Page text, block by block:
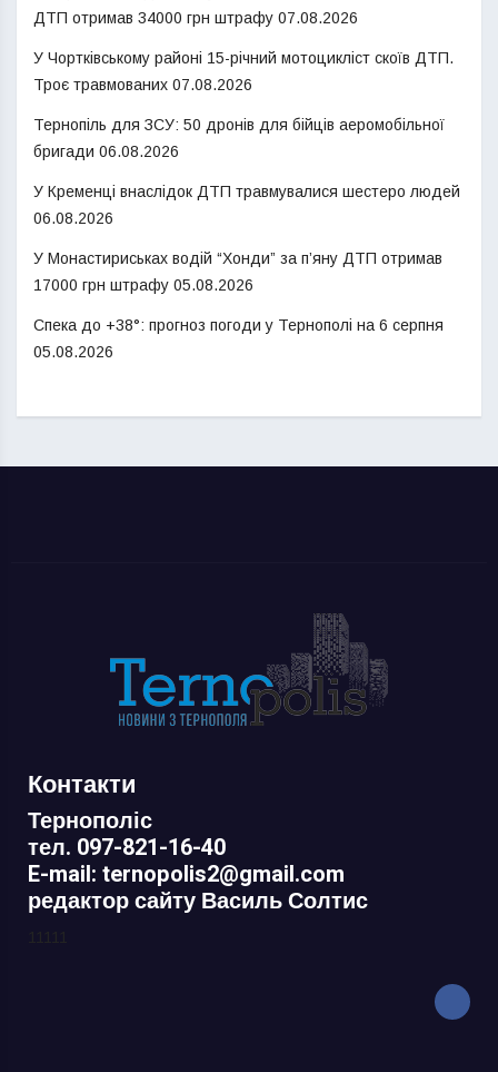
ДТП отримав 34000 грн штрафу 07.08.2026
У Чортківському районі 15-річний мотоцикліст скоїв ДТП.
Троє травмованих 07.08.2026
Тернопіль для ЗСУ: 50 дронів для бійців аеромобільної
бригади 06.08.2026
У Кременці внаслідок ДТП травмувалися шестеро людей
06.08.2026
У Монастириськах водій “Хонди” за п’яну ДТП отримав
17000 грн штрафу 05.08.2026
Спека до +38°: прогноз погоди у Тернополі на 6 серпня
05.08.2026
Контакти
Тернополіс
тел. 097-821-16-40
E-mail: ternopolis2@gmail.com
редактор сайту Василь Солтис